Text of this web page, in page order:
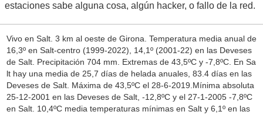
estaciones sabe alguna cosa, algún hacker, o fallo de la red.
Vivo en Salt. 3 km al oeste de Girona. Temperatura media anual de
16,3º en Salt-centro (1999-2022), 14,1º (2001-22) en las Deveses
de Salt. Precipitación 704 mm. Extremas de 43,5ºC y -7,8ºC. En Sa
lt hay una media de 25,7 días de helada anuales, 83.4 días en las
Deveses de Salt. Máxima de 43,5ºC el 28-6-2019.Mínima absoluta
25-12-2001 en las Deveses de Salt, -12,8ºC y el 27-1-2005 -7,8ºC
en Salt. 10,4ºC media temperaturas mínimas en Salt y 6,1º en las